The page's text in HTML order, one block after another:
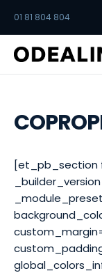
01 81 804 804
[et_pb_section